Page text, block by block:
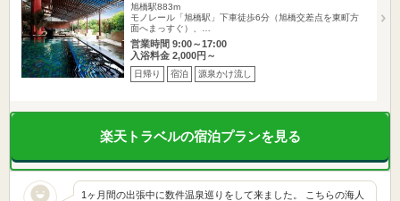
旭橋駅883m
モノレール「旭橋駅」下車徒歩6分（旭橋交差点を東町方
面へまっすぐ）、…
営業時間 9:00～17:00
入浴料金 2,000円～
日帰り 宿泊 源泉かけ流し
楽天トラベルの宿泊プランを見る
1ヶ月間の出張中に数件温泉巡りをして来ました。 こちらの海人